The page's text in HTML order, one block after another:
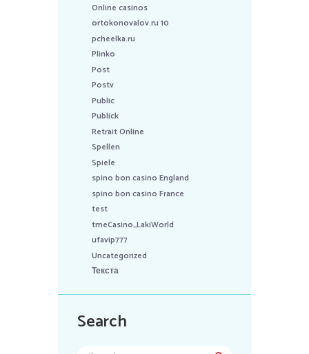
Online casinos
ortokonovalov.ru 10
pcheelka.ru
Plinko
Post
Postv
Public
Publick
Retrait Online
Spellen
Spiele
spino bon casino England
spino bon casino France
test
tmeCasino_LakiWorld
ufavip777
Uncategorized
Текста
Search